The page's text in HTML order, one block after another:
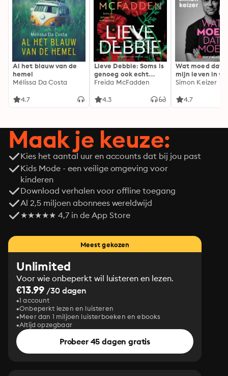
Al het blauw van de
hemel
Mélissa Da Costa
4.7
Lieve Debbie: Soms is
genoeg ook echt
genoeg...
Freida McFadden
4.3
Wat moed dat
mijn leven in
Simon Keizer
4.7
Maak je keuze:
Kies het aantal uur en accounts dat bij jou past
Kids Mode - een veilige omgeving voor
kinderen
Download verhalen voor offline toegang
Al 2,5 miljoen abonnees wereldwijd
★★★★★ 4,7 in de App Store
Meest gekozen
Unlimited
Voor wie onbeperkt wil luisteren en lezen.
€13.99 /30 dagen
1 account
Onbeperkt lezen en luisteren
Meer dan 1 miljoen luisterboeken en ebooks
Altijd opzegbaar
Probeer 45 dagen gratis